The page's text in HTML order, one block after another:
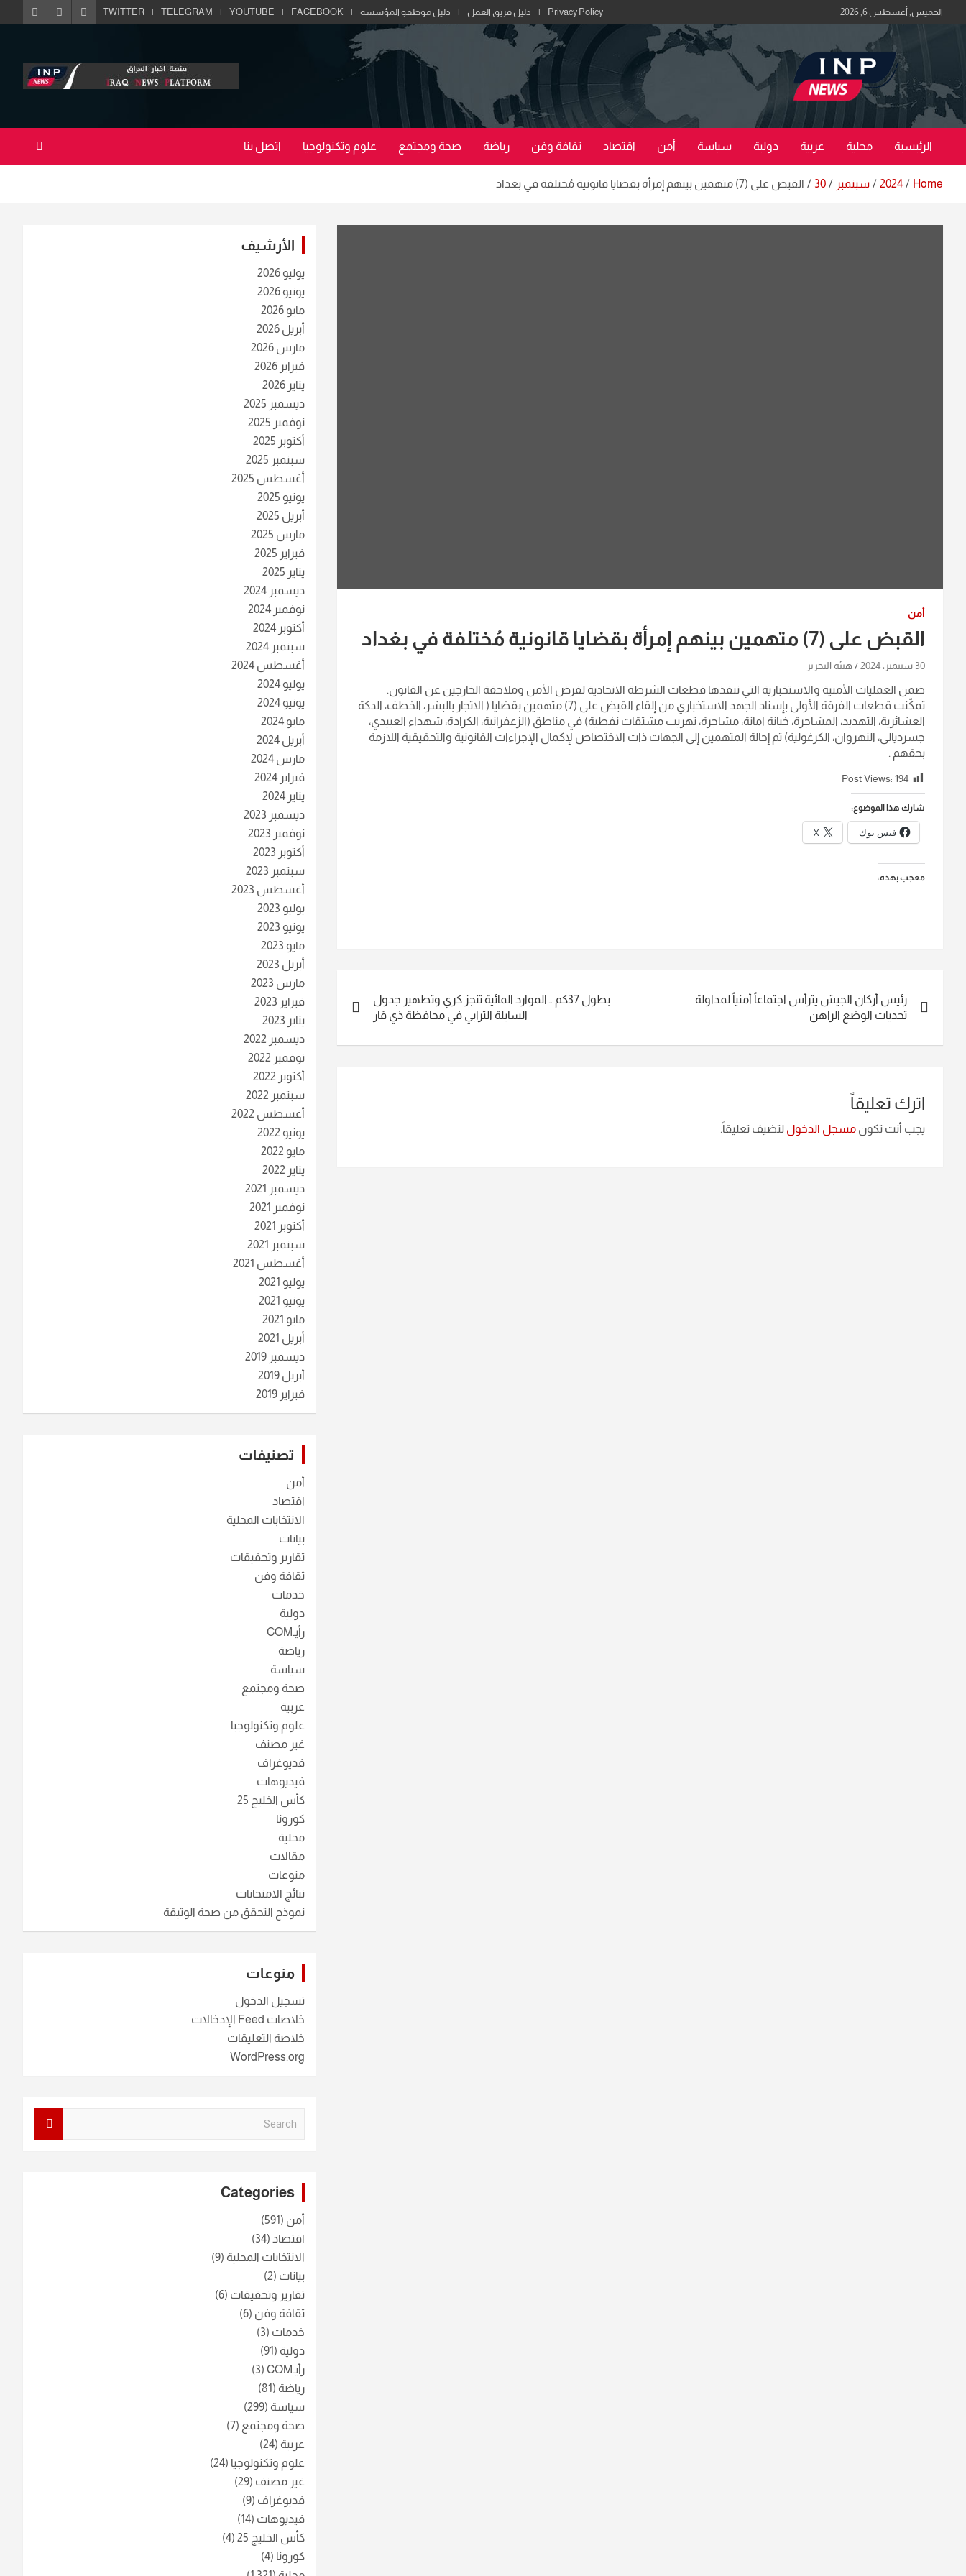
الخميس, أغسطس 6, 2026 Privacy Policy دليل فريق العمل دليل موظفو المؤسسة FACEBOOK
YOUTUBE
TELEGRAM
TWITTER
منصة اخبار العراق
اكبر منصة خبرية في العراق | #الحقيقة_اولاً
الرئيسية محلية عربية دولية سياسة أمن اقتصاد ثقافة وفن رياضة صحة ومجتمع علوم وتكنولوجيا اتصل بنا
Home
2024 سبتمبر 30 القبض على (7) متهمين بينهم إمرأة بقضايا قانونية مُختلفة في بغداد
أمن
القبض على (7) متهمين بينهم إمرأة بقضايا قانونية مُختلفة في بغداد
30 سبتمبر، 2024 هيئة التحرير
ضمن العمليات الأمنية والاستخبارية التي تنفذها قطعات الشرطة الاتحادية لفرض الأمن وملاحقة الخارجين عن القانون.
تمكّنت قطعات الفرقة الأولى بإسناد الجهد الاستخباري من إلقاء القبض على (7) متهمين بقضايا ( الاتجار بالبشر، الخطف، الدكة
العشائرية، التهديد، المشاجرة، خيانة امانة، مشاجرة، تهريب مشتقات نفطية) في مناطق (الزعفرانية، الكرادة، شهداء العبيدي،
جسرديالى، النهروان، الكرغولية) تم إحالة المتهمين إلى الجهات ذات الاختصاص لإكمال الإجراءات القانونية والتحقيقية اللازمة
بحقهم .
Post Views: 194
شارك هذا الموضوع:
فيس بوك X
معجب بهذه:
المقالات
رئيس أركان الجيش يترأس اجتماعاً أمنياً لمداولة
تحديات الوضع الراهن
بطول 37كم …الموارد المائية تنجز كري وتطهير جدول
السابلة الترابي في محافظة ذي قار
اترك تعليقاً
يجب أنت تكون مسجل الدخول لتضيف تعليقاً.
الأرشيف
يوليو 2026
يونيو 2026
مايو 2026
أبريل 2026
مارس 2026
فبراير 2026
يناير 2026
ديسمبر 2025
نوفمبر 2025
أكتوبر 2025
سبتمبر 2025
أغسطس 2025
يونيو 2025
أبريل 2025
مارس 2025
فبراير 2025
يناير 2025
ديسمبر 2024
نوفمبر 2024
أكتوبر 2024
سبتمبر 2024
أغسطس 2024
يوليو 2024
يونيو 2024
مايو 2024
أبريل 2024
مارس 2024
فبراير 2024
يناير 2024
ديسمبر 2023
نوفمبر 2023
أكتوبر 2023
سبتمبر 2023
أغسطس 2023
يوليو 2023
يونيو 2023
مايو 2023
أبريل 2023
مارس 2023
فبراير 2023
يناير 2023
ديسمبر 2022
نوفمبر 2022
أكتوبر 2022
سبتمبر 2022
أغسطس 2022
يونيو 2022
مايو 2022
يناير 2022
ديسمبر 2021
نوفمبر 2021
أكتوبر 2021
سبتمبر 2021
أغسطس 2021
يوليو 2021
يونيو 2021
مايو 2021
أبريل 2021
ديسمبر 2019
أبريل 2019
فبراير 2019
تصنيفات
أمن
اقتصاد
الانتخابات المحلية
بيانات
تقارير وتحقيقات
ثقافة وفن
خدمات
دولية
رأيـCOM
رياضة
سياسة
صحة ومجتمع
عربية
علوم وتكنولوجيا
غير مصنف
فديوغراف
فيديوهات
كأس الخليج 25
كورونا
محلية
مقالات
منوعات
نتائج الامتحانات
نموذج التجقق من صحة الوثيقة
منوعات
تسجيل الدخول
خلاصات Feed الإدخالات
خلاصة التعليقات
WordPress.org
Categories
أمن (591)
اقتصاد (34)
الانتخابات المحلية (9)
بيانات (2)
تقارير وتحقيقات (6)
ثقافة وفن (6)
خدمات (3)
دولية (91)
رأيـCOM
(3)
رياضة (81)
سياسة (299)
صحة ومجتمع (7)
عربية (24)
علوم وتكنولوجيا (24)
غير مصنف (29)
فديوغراف (9)
فيديوهات (14)
كأس الخليج 25
(4)
كورونا (4)